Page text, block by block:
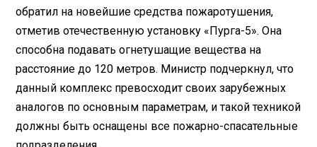
обратил на новейшие средства пожаротушения,
отметив отечественную установку «Пурга-5». Она
способна подавать огнетушащие вещества на
расстояние до 120 метров. Министр подчеркнул, что
данный комплекс превосходит своих зарубежных
аналогов по основным параметрам, и такой техникой
должны быть оснащены все пожарно-спасательные